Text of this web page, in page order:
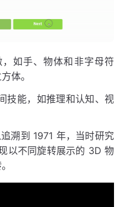
如手、物体和非字母符
体。
技能，如推理和认知、视
溯到 1971 年，当时研究
以不同旋转展示的 3D 物